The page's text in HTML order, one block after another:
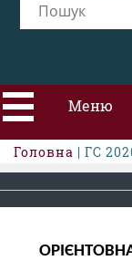
Меню
Головна | ГС